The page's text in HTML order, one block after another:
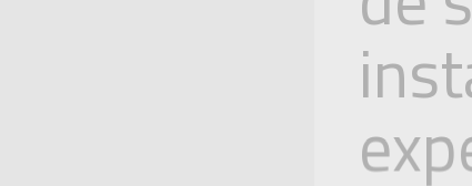
vraie arme
Nos
d'intrusion
protéger